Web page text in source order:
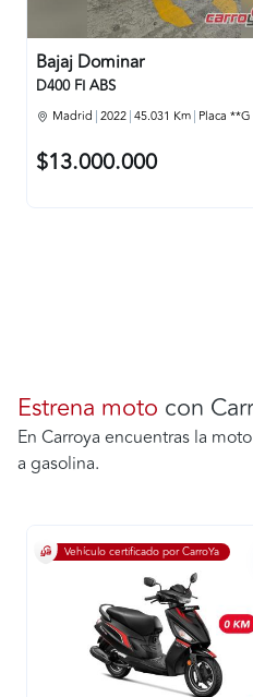
Bajaj Dominar
D400 FI ABS
Madrid 2022 45.031 Km Placa **G
$13.000.000
Estrena moto con
En Carroya encuentras la
a gasolina.
Vehículo certificado por CarroYa